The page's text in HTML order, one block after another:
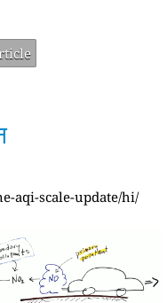
aqi-scale-update/hi/